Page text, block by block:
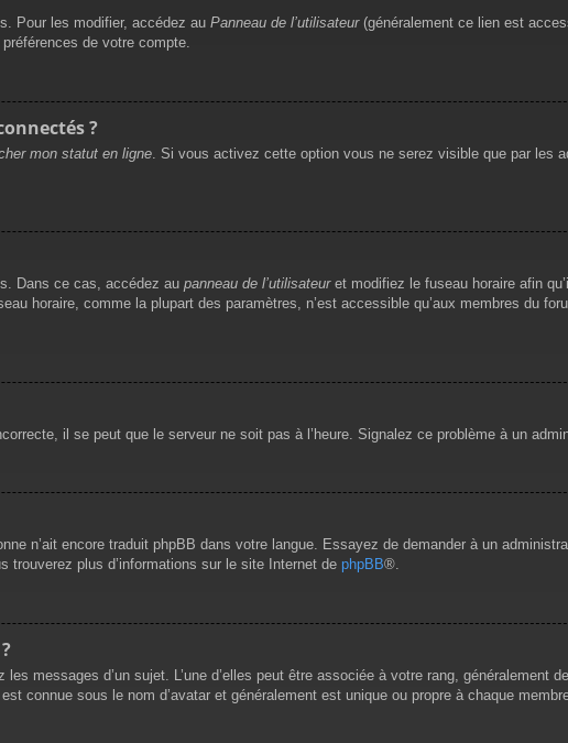
Pour les modifier, accédez au Panneau de l’utilisateur(généralement ce lien est
de votre compte.
?
mon statut en ligne . Si vous activez cette option vous ne serez visible que par les
Dans ce cas, accédez au panneau de l’utilisateuret modifiez le fuseau horaire afin
horaire, comme la plupart des paramètres, n’est accessible qu’aux membres du
il se peut que le serveur ne soit pas à l’heure. Signalez ce problème à un
n’ait encore traduit phpBB dans votre langue. Essayez de demander à un
trouverez plus d’informations sur le site Internet de phpBB®.
messages d’un sujet. L’une d’elles peut être associée à votre rang, généralement
connue sous le nom d’avatar et généralement est unique ou propre à chaque